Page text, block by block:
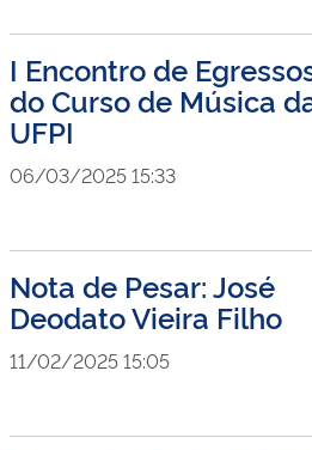
I Encontro de
do Curso de Música
UFPI
06/03/2025 15:33
Nota de Pesar: José
Deodato Vieira Filho
11/02/2025 15:05